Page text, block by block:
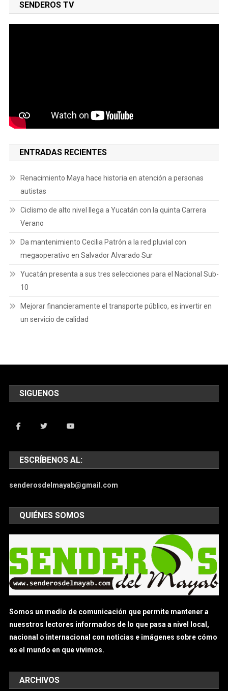
SENDEROS TV
ENTRADAS RECIENTES
Renacimiento Maya hace historia en atención a personas
autistas
Ciclismo de alto nivel llega a Yucatán con la quinta Carrera
Verano
Da mantenimiento Cecilia Patrón a la red pluvial con
megaoperativo en Salvador Alvarado Sur
Yucatán presenta a sus tres selecciones para el Nacional Sub-
10
Mejorar financieramente el transporte público, es invertir en
un servicio de calidad
SIGUENOS
ESCRÍBENOS AL:
senderosdelmayab@gmail.com
QUIÉNES SOMOS
Somos un medio de comunicación que permite mantener a
nuesstros lectores informados de lo que pasa a nivel local,
nacional o internacional con noticias e imágenes sobre cómo
es el mundo en que vivimos.
ARCHIVOS